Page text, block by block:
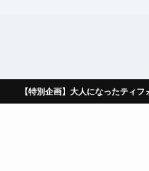
【特別企画】大人になったティ